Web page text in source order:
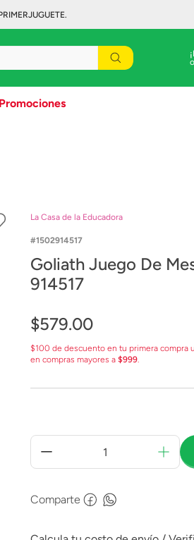
Promociones
La Casa de la Educadora
1502914517
Goliath Juego De
914517
$579.00
$100 de descuento en tu primera compra
en compras mayores a $999.
Comparte